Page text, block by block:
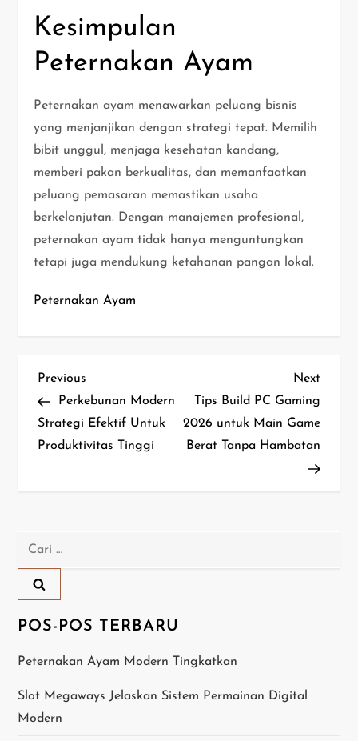
Kesimpulan
Peternakan Ayam
Peternakan ayam menawarkan peluang bisnis
yang menjanjikan dengan strategi tepat. Memilih
bibit unggul, menjaga kesehatan kandang,
memberi pakan berkualitas, dan memanfaatkan
peluang pemasaran memastikan usaha
berkelanjutan. Dengan manajemen profesional,
peternakan ayam tidak hanya menguntungkan
tetapi juga mendukung ketahanan pangan lokal.
Peternakan Ayam
N
a
v
a
s
i
p
o
Previous
Post
Previous
Perkebunan Modern
Strategi Efektif Untuk
Produktivitas Tinggi
Next
Post
Next
Tips Build PC Gaming
2026 untuk Main Game
Berat Tanpa Hambatan
Cari
POS-POS TERBARU
Peternakan Ayam Modern Tingkatkan
Slot Megaways Jelaskan Sistem Permainan Digital
Modern